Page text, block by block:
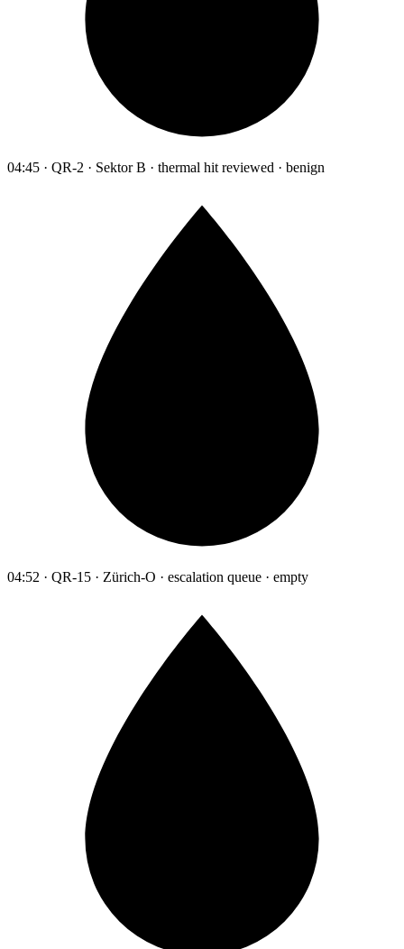
04:45 · QR-2 · Sektor B · thermal hit reviewed · benign
04:52 · QR-15 · Zürich-O · escalation queue · empty